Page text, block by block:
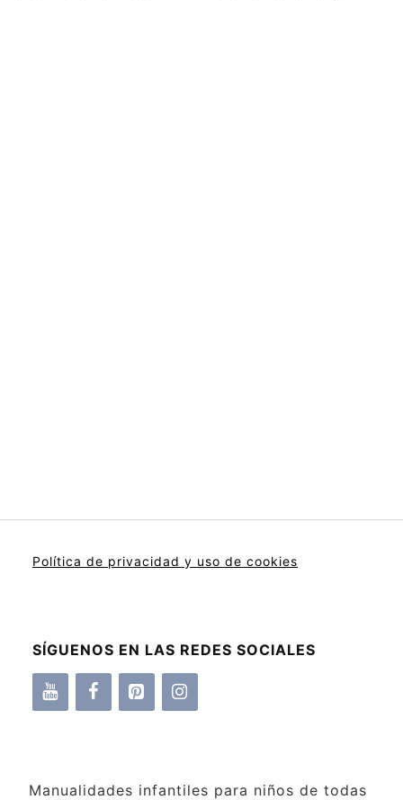
Política de privacidad y uso de cookies
SÍGUENOS EN LAS REDES SOCIALES
Manualidades infantiles para niños de todas